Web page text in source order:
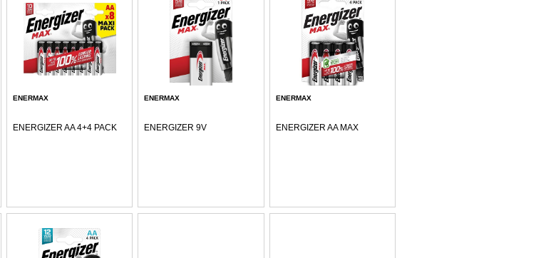
ENERMAX
ENERGIZER AA 4+4 PACK
ENERMAX
ENERGIZER 9V
ENERMAX
ENERGIZER AA MAX